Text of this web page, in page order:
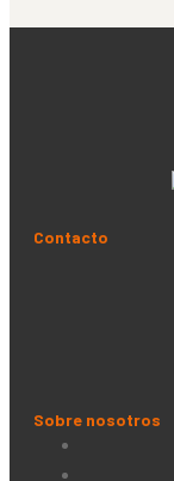
Contacto
Sobre nosotros